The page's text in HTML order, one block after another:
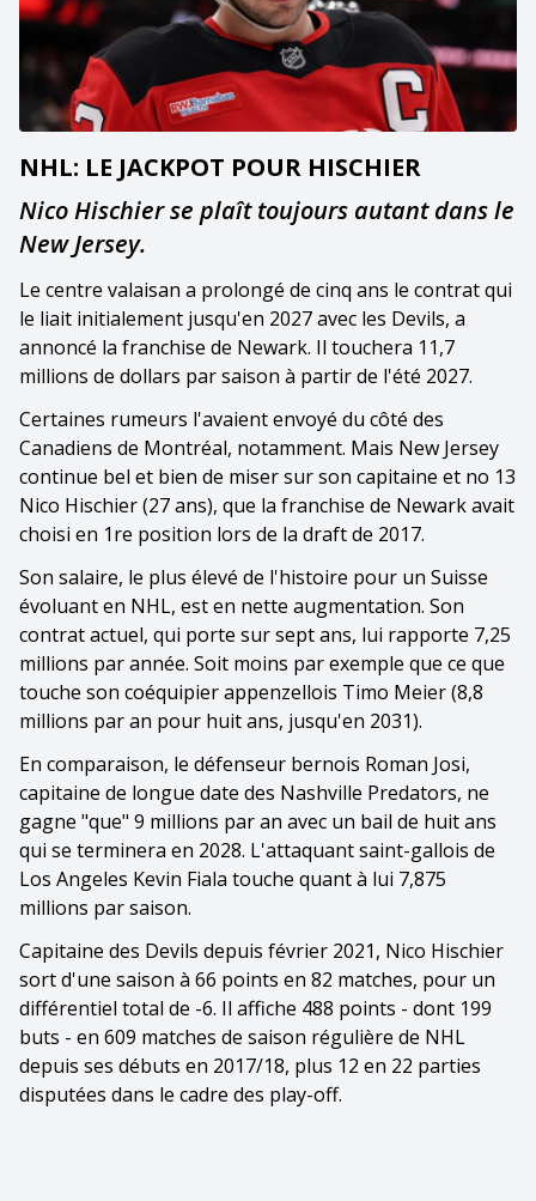
NHL: LE JACKPOT POUR HISCHIER
Nico Hischier se plaît toujours autant dans le
New Jersey.
Le centre valaisan a prolongé de cinq ans le contrat qui
le liait initialement jusqu'en 2027 avec les Devils, a
annoncé la franchise de Newark. Il touchera 11,7
millions de dollars par saison à partir de l'été 2027.
Certaines rumeurs l'avaient envoyé du côté des
Canadiens de Montréal, notamment. Mais New Jersey
continue bel et bien de miser sur son capitaine et no 13
Nico Hischier (27 ans), que la franchise de Newark avait
choisi en 1re position lors de la draft de 2017.
Son salaire, le plus élevé de l'histoire pour un Suisse
évoluant en NHL, est en nette augmentation. Son
contrat actuel, qui porte sur sept ans, lui rapporte 7,25
millions par année. Soit moins par exemple que ce que
touche son coéquipier appenzellois Timo Meier (8,8
millions par an pour huit ans, jusqu'en 2031).
En comparaison, le défenseur bernois Roman Josi,
capitaine de longue date des Nashville Predators, ne
gagne "que" 9 millions par an avec un bail de huit ans
qui se terminera en 2028. L'attaquant saint-gallois de
Los Angeles Kevin Fiala touche quant à lui 7,875
millions par saison.
Capitaine des Devils depuis février 2021, Nico Hischier
sort d'une saison à 66 points en 82 matches, pour un
différentiel total de -6. Il affiche 488 points - dont 199
buts - en 609 matches de saison régulière de NHL
depuis ses débuts en 2017/18, plus 12 en 22 parties
disputées dans le cadre des play-off.